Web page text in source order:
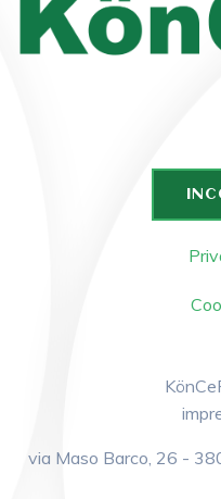
via Maso Barco, 26 -